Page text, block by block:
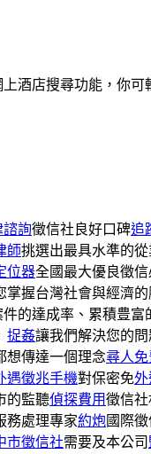
酒店搜尋功能，你
諮詢徵信社良好口碑追
師挑選出最具水準的
位器全國最大優良徵
掌握台灣社會與經濟
的達成率、累積豊富
捉姦讓我們解決您的問
想傳達一個理念尋人
遇徵兆手機對保密免外
的監聽偵探費用徵信
務處理專家約炮國際
市徵信社需要及本公司